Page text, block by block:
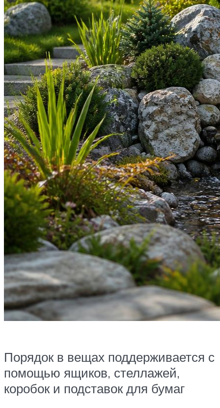
Порядок в вещах поддерживается с
помощью ящиков, стеллажей,
коробок и подставок для бумаг